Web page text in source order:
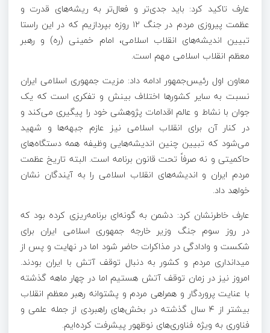
عارف تاکید کرد: باید جدی‌تر و فعال‌تر به ریشه‌های قدرت و
عظمت پیروزی مردم در جنگ ۱۲ روزه بپردازیم که در این راستا
تبیین اندیشه‌های انقلاب اسلامی، امام خمینی (ره) و رهبر
معظم انقلاب اسلامی مهم است.
معاون اول رئیس‌جمهور ادامه داد: مزیت جمهوری اسلامی ایران
نسبت به سایر کشورها اختلاف بینش و تفکری است که یک
جوان با نشاط و عالم اقدامات پژوهشی خود را پیگیری می‌کند و
در کنار آن برای انقلاب اسلامی نیز عازم جبهه‌ها و شهید
می‌شود که تبیین چنین اندیشه‌هایی وظیفه همه دستگاه‌های
حاکمیتی و نه صرفاً تحت قانون برنامه است. البته تاریخ عظمت
مردم ایران و اندیشه‌های انقلاب اسلامی را به آیندگان نشان
خواهد داد.
عارف خاطرنشان کرد: دشمن به گونه‌ای برنامه‌ریزی کرده بود که
در روز سوم جنگ وزیر خارجه جمهوری اسلامی ایران برای
شکست و وادادگی در مذاکرات حاضر شود اما در نهایت و پس از
میدانداری مردم و کشور به دنبال توقف آتش با ایران بودند.
امروز نیز در زمان توقف آتش هستیم اما در چهار ماهه گذشته
با عنایت پروردگار و همراهی مردم و پشتوانه رهبر معظم انقلاب
بیشتر از ۴ سال گذشته در بخش‌های راهبردی از جمله علمی و
فناوری به ویژه فناوری‌های نوظهور پیشرفت کرده‌ایم.